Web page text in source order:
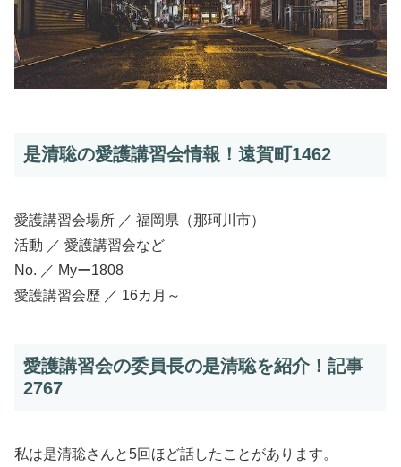
是清聡の愛護講習会情報！遠賀町1462
愛護講習会場所 ／ 福岡県（那珂川市）
活動 ／ 愛護講習会など
No. ／ Myー1808
愛護講習会歴 ／ 16カ月～
愛護講習会の委員長の是清聡を紹介！記事
2767
私は是清聡さんと5回ほど話したことがあります。